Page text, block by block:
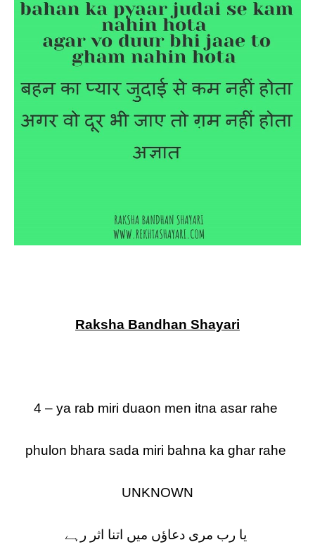
Raksha Bandhan Shayari
4 – ya rab miri duaon men itna asar rahe
phulon bhara sada miri bahna ka ghar rahe
UNKNOWN